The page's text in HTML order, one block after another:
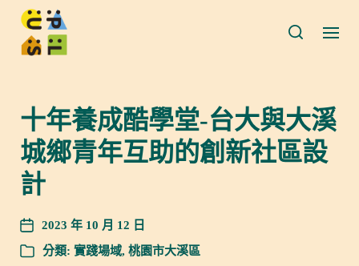
十年養成酷學堂-台大與大溪
城鄉青年互助的創新社區設
計
2023 年 10 月 12 日
分類: 實踐場域, 桃園市大溪區